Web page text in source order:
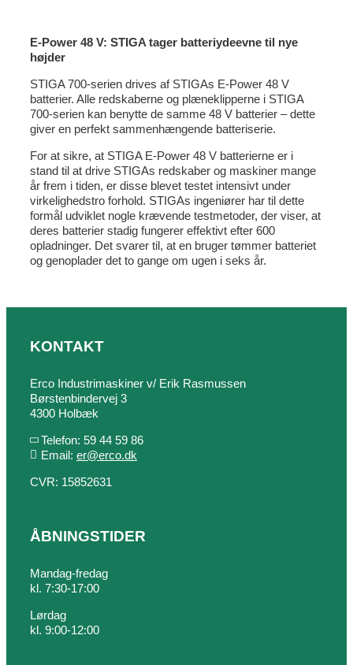
E-Power 48 V: STIGA tager batteriydeevne til nye
højder
STIGA 700-serien drives af STIGAs E-Power 48 V
batterier. Alle redskaberne og plæneklipperne i STIGA
700-serien kan benytte de samme 48 V batterier – dette
giver en perfekt sammenhængende batteriserie.
For at sikre, at STIGA E-Power 48 V batterierne er i
stand til at drive STIGAs redskaber og maskiner mange
år frem i tiden, er disse blevet testet intensivt under
virkelighedstro forhold. STIGAs ingeniører har til dette
formål udviklet nogle krævende testmetoder, der viser, at
deres batterier stadig fungerer effektivt efter 600
opladninger. Det svarer til, at en bruger tømmer batteriet
og genoplader det to gange om ugen i seks år.
KONTAKT
Erco Industrimaskiner v/ Erik Rasmussen
Børstenbindervej 3
4300 Holbæk
Telefon: 59 44 59 86
Email: er@erco.dk
CVR: 15852631
ÅBNINGSTIDER
Mandag-fredag
kl. 7:30-17:00
Lørdag
kl. 9:00-12:00